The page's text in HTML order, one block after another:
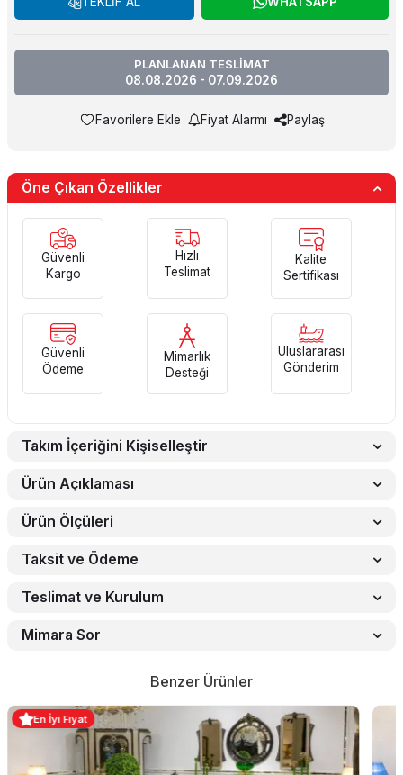
PLANLANAN TESLİMAT
08.08.2026 - 07.09.2026
Favorilere Ekle Fiyat Alarmı Paylaş
Öne Çıkan Özellikler
Güvenli
Kargo
Hızlı
Teslimat
Kalite
Sertifikası
Güvenli
Ödeme
Mimarlık
Desteği
Uluslararası
Gönderim
Takım İçeriğini Kişiselleştir
Ürün Açıklaması
Ürün Ölçüleri
Taksit ve Ödeme
Teslimat ve Kurulum
Mimara Sor
Benzer Ürünler
En İyi Fiyat